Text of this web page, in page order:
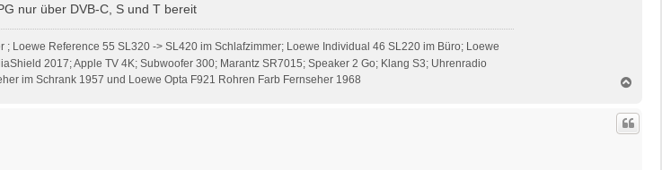
nur über DVB-C, S und T bereit
Loewe Reference 55 SL320 -> SL420 im Schlafzimmer; Loewe Individual 46 SL220 im Büro; Loewe
2017; Apple TV 4K; Subwoofer 300; Marantz SR7015; Speaker 2 Go; Klang S3; Uhrenradio
im Schrank 1957 und Loewe Opta F921 Rohren Farb Fernseher 1968
c
o